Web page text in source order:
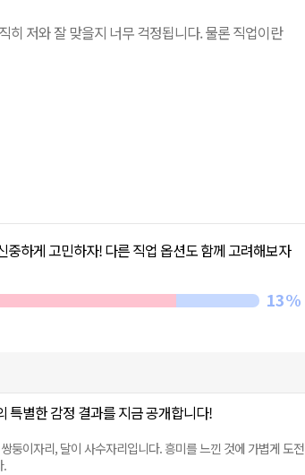
히 저와 잘 맞을지 너무 걱정됩니다. 물론 직업이란
중하게 고민하자! 다른 직업 옵션도 함께 고려해보자
13%
특별한 감정 결과를 지금 공개합니다!
둥이자리, 달이 사수자리입니다. 흥미를 느낀 것에 가볍게 도전
.